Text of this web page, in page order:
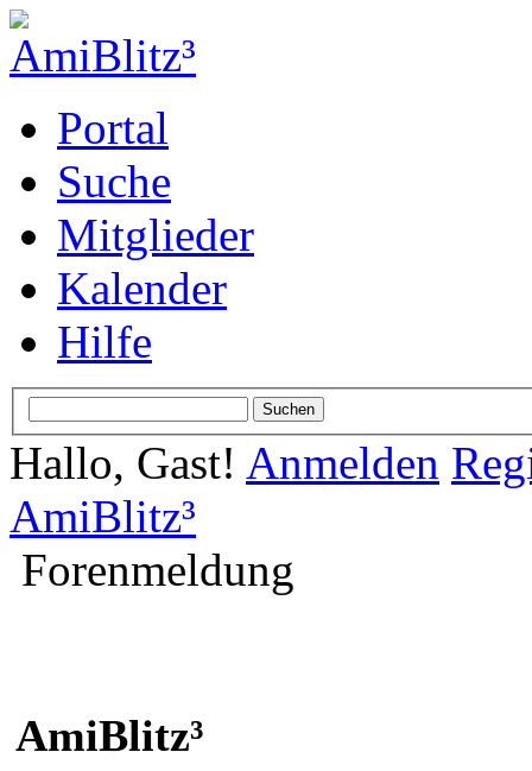
Portal
Suche
Mitglieder
Kalender
Hilfe
Hallo, Gast! Anmelden
AmiBlitz³
Forenmeldung
AmiBlitz³